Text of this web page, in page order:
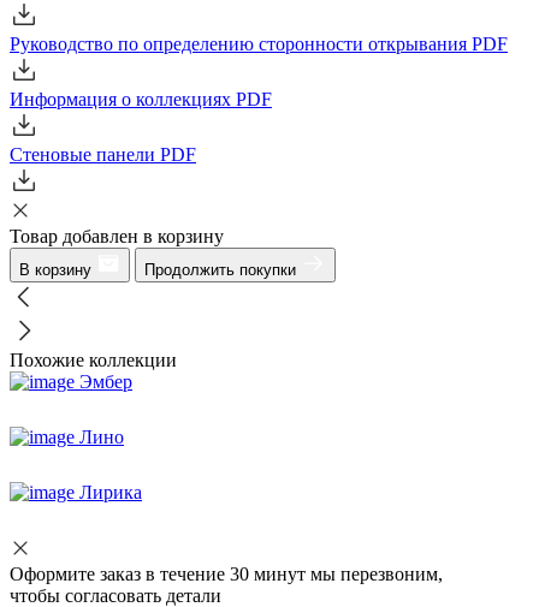
Руководство по определению сторонности открывания PDF
Информация о коллекциях PDF
Стеновые панели PDF
Товар добавлен в корзину
В корзину Продолжить покупки
Похожие коллекции
Эмбер
Лино
Лирика
Оформите заказ в течение 30 минут мы перезвоним,
чтобы согласовать детали